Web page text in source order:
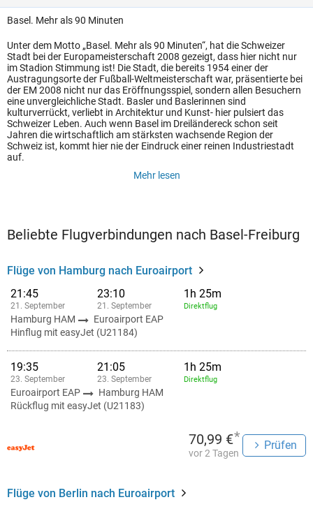
Basel. Mehr als 90 Minuten
Unter dem Motto „Basel. Mehr als 90 Minuten“, hat die Schweizer
Stadt bei der Europameisterschaft 2008 gezeigt, dass hier nicht nur
im Stadion Stimmung ist! Die Stadt, die bereits 1954 einer der
Austragungsorte der Fußball-Weltmeisterschaft war, präsentierte bei
der EM 2008 nicht nur das Eröffnungsspiel, sondern allen Besuchern
eine unvergleichliche Stadt. Basler und Baslerinnen sind
kulturverrückt, verliebt in Architektur und Kunst- hier pulsiert das
Schweizer Leben. Auch wenn Basel im Dreiländereck schon seit
Jahren die wirtschaftlich am stärksten wachsende Region der
Schweiz ist, kommt hier nie der Eindruck einer reinen Industriestadt
auf.
Mehr lesen
Beliebte Flugverbindungen nach Basel-Freiburg
Flüge von Hamburg nach Euroairport
21:45
21. September
23:10
21. September
1h 25m
Direktflug
Hamburg HAM
Euroairport EAP
Hinflug mit easyJet (U21184)
19:35
23. September
21:05
23. September
1h 25m
Direktflug
Euroairport EAP
Hamburg HAM
Rückflug mit easyJet (U21183)
70,99 €*
vor 2 Tagen
Prüfen
Flüge von Berlin nach Euroairport